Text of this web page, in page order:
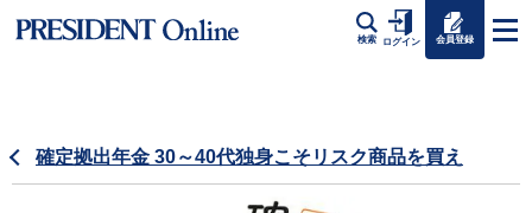
検索 ログイン 会員登録
確定拠出年金 30～40代独身こそリスク商品を買え